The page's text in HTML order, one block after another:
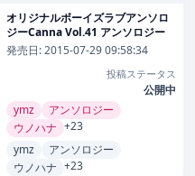
オリジナルボーイズラブアンソロ
ジーCanna Vol.41 アンソロジー
発売日:2015-07-29 09:58:34
投稿ステータス
公開中
ymz
アンソロジー
ウノハナ +23
ymz
アンソロジー
ウノハナ +23